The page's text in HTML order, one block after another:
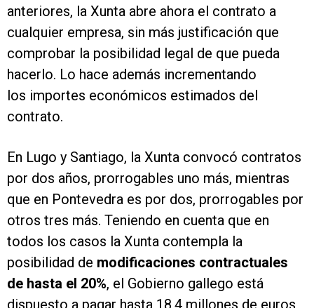
anteriores, la Xunta abre ahora el contrato a
cualquier empresa, sin más justificación que
comprobar la posibilidad legal de que pueda
hacerlo. Lo hace además incrementando
los importes económicos estimados del
contrato.
En Lugo y Santiago, la Xunta convocó contratos
por dos años, prorrogables uno más, mientras
que en Pontevedra es por dos, prorrogables por
otros tres más. Teniendo en cuenta que en
todos los casos la Xunta contempla la
posibilidad de modificaciones contractuales
de hasta el 20%, el Gobierno gallego está
dispuesto a pagar hasta 18,4 millones de euros